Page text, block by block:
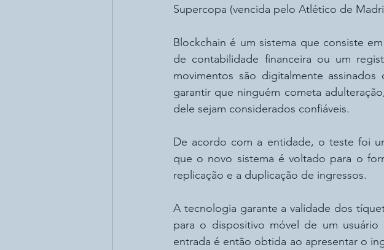
Supercopa (vencida pelo Atlético de
Blockchain é um sistema que consiste
de contabilidade financeira ou um
movimentos são digitalmente
garantir que ninguém cometa
dele sejam considerados confiáveis.
De acordo com a entidade, o teste foi
que o novo sistema é voltado para o
replicação e a duplicação de ingressos.
A tecnologia garante a validade dos
para o dispositivo móvel de um
entrada é então obtida ao apresentar o